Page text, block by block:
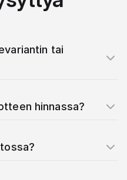
tai
hinnassa?